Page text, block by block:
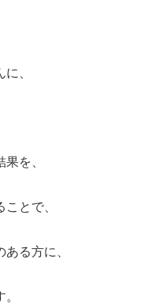
、
を、
とで、
る方に、